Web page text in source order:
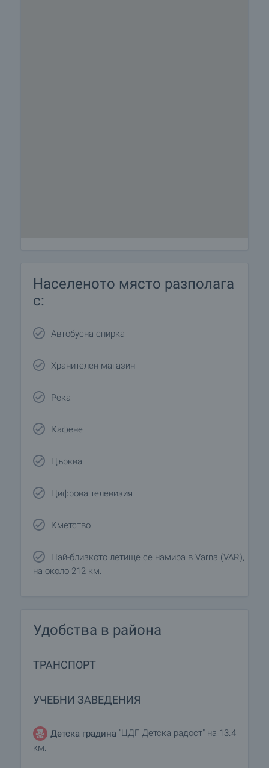
Населеното място разполага
с:
Автобусна спирка
Хранителен магазин
Река
Кафене
Църква
Цифрова телевизия
Кметство
Най-близкото летище се намира в Varna (VAR),
на около 212 км.
Удобства в района
ТРАНСПОРТ
УЧЕБНИ ЗАВЕДЕНИЯ
Детска градина "ЦДГ Детска радост" на 13.4
км.